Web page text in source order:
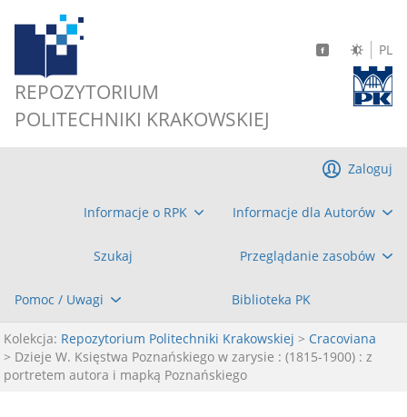
REPOZYTORIUM
POLITECHNIKI KRAKOWSKIEJ
PL
Informacje o RPK Informacje dla Autorów
Szukaj Przeglądanie zasobów
Pomoc / Uwagi Biblioteka PK
Zaloguj
Kolekcja: Repozytorium Politechniki Krakowskiej > Cracoviana
> Dzieje W. Księstwa Poznańskiego w zarysie : (1815-1900) : z
portretem autora i mapką Poznańskiego